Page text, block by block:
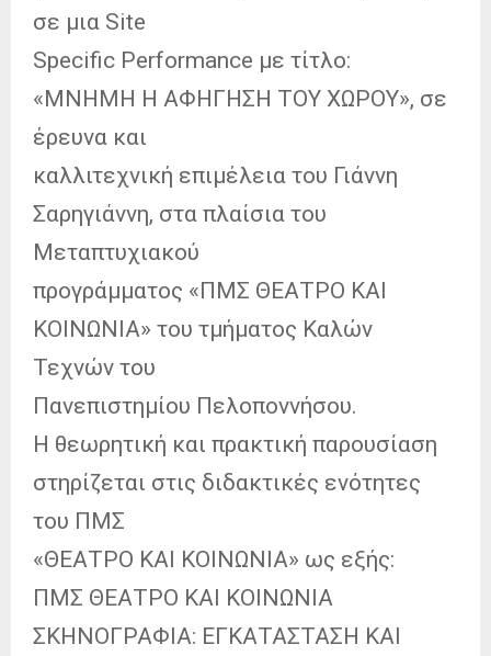
σε μια Site
Specific Performance με τίτλο:
«ΜΝΗΜΗ Η ΑΦΗΓΗΣΗ ΤΟΥ ΧΩΡΟΥ», σε
έρευνα και
καλλιτεχνική επιμέλεια του Γιάννη
Σαρηγιάννη, στα πλαίσια του
Μεταπτυχιακού
προγράμματος «ΠΜΣ ΘΕΑΤΡΟ ΚΑΙ
ΚΟΙΝΩΝΙΑ» του τμήματος Καλών
Τεχνών του
Πανεπιστημίου Πελοποννήσου.
Η θεωρητική και πρακτική παρουσίαση
στηρίζεται στις διδακτικές ενότητες
του ΠΜΣ
«ΘΕΑΤΡΟ ΚΑΙ ΚΟΙΝΩΝΙΑ» ως εξής:
ΠΜΣ ΘΕΑΤΡΟ ΚΑΙ ΚΟΙΝΩΝΙΑ
ΣΚΗΝΟΓΡΑΦΙΑ: ΕΓΚΑΤΑΣΤΑΣΗ ΚΑΙ